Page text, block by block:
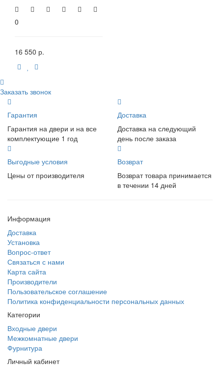
0
16 550 р.
Заказать звонок
Гарантия
Гарантия на двери и на все
комплектующие 1 год
Доставка
Доставка на следующий
день после заказа
Выгодные условия
Цены от производителя
Возврат
Возврат товара принимается
в течении 14 дней
Информация
Доставка
Установка
Вопрос-ответ
Связаться с нами
Карта сайта
Производители
Пользовательское соглашение
Политика конфиденциальности персональных данных
Категории
Входные двери
Межкомнатные двери
Фурнитура
Личный кабинет